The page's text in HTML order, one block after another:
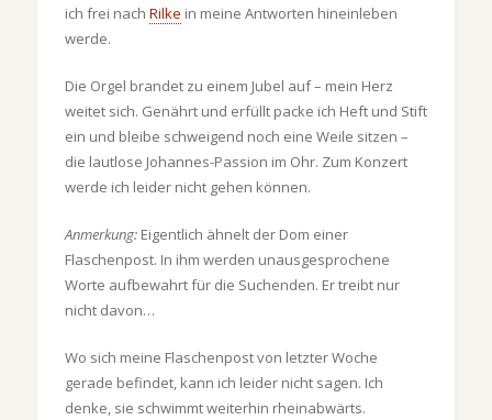
ich frei nach Rilke in meine Antworten hineinleben
werde.
Die Orgel brandet zu einem Jubel auf – mein Herz
weitet sich. Genährt und erfüllt packe ich Heft und Stift
ein und bleibe schweigend noch eine Weile sitzen –
die lautlose Johannes-Passion im Ohr. Zum Konzert
werde ich leider nicht gehen können.
Anmerkung:Eigentlich ähnelt der Dom einer
Flaschenpost. In ihm werden unausgesprochene
Worte aufbewahrt für die Suchenden. Er treibt nur
nicht davon…
Wo sich meine Flaschenpost von letzter Woche
gerade befindet, kann ich leider nicht sagen. Ich
denke, sie schwimmt weiterhin rheinabwärts.